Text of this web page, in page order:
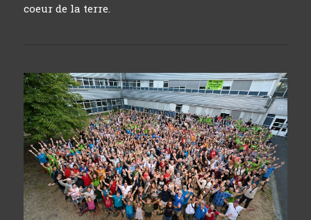
coeur de la terre.